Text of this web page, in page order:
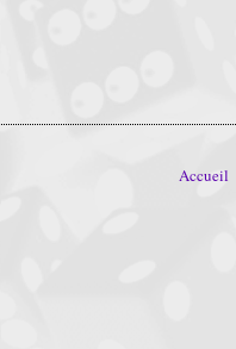
Accueil